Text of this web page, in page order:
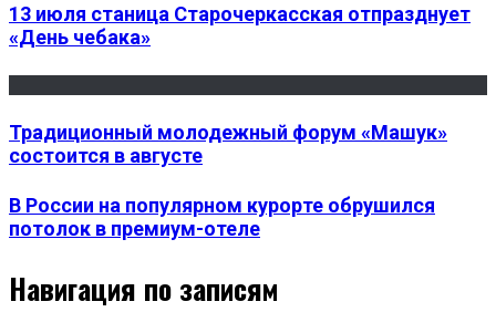
13 июля станица Старочеркасская отпразднует
«День чебака»
Традиционный молодежный форум «Машук»
состоится в августе
В России на популярном курорте обрушился
потолок в премиум-отеле
Навигация по записям